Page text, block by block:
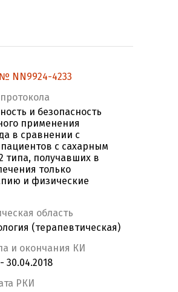
NN9924-4233
и безопасность
применения
в сравнении с
с сахарным
типа, получавших в
только
и физические
область
(терапевтическая)
и окончания КИ
30.04.2018
РКИ